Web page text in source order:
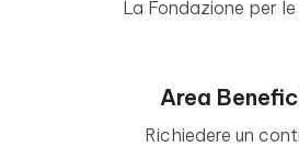
La Fondazione per
Area
Richiedere un